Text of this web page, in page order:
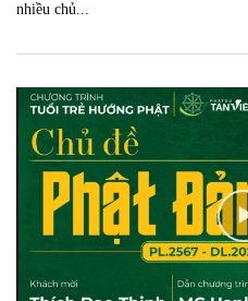
TUỔI
THỨC
SAO CHO
PHẬT SỰ
TUỔI TRẺ
NIỆM
nhiều chủ...